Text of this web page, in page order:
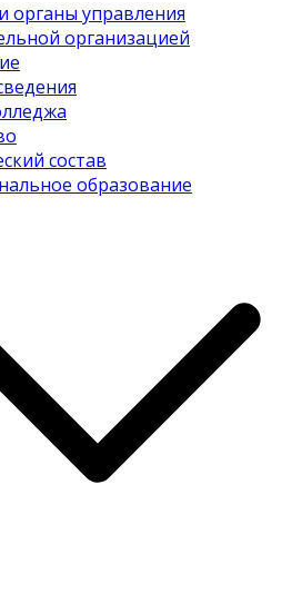
органы управления
организацией
состав
образование